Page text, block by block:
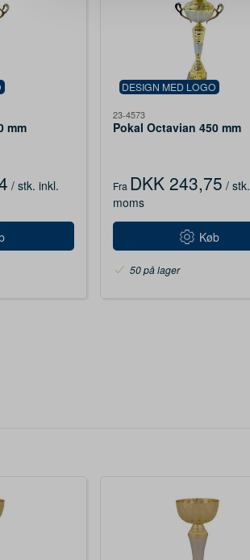
mm
/ stk. inkl.
DESIGN MED LOGO
23-4573
Pokal Octavian 450 mm
Fra DKK 243,75 / stk.
moms
Køb
50 på lager